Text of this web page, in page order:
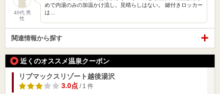
40代 男
性
めで内湯のみの加温かけ流し。見晴らしはない。 鍵付きロッカー
は…
関連情報から探す
近くのオススメ温泉クーポン
リブマックスリゾート越後湯沢
3.0点/ 1 件